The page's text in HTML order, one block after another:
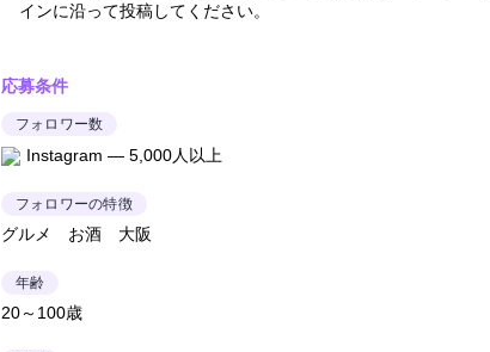
インに沿って投稿してください。
応募条件
フォロワー数
Instagram — 5,000人以上
フォロワーの特徴
グルメ お酒 大阪
年齢
20～100歳